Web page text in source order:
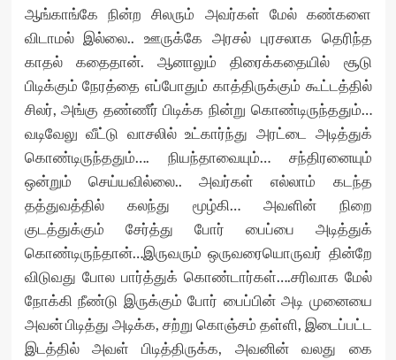
ஆங்காங்கே நின்ற சிலரும் அவர்கள் மேல் கண்களை
விடாமல் இல்லை.. ஊருக்கே அரசல் புரசலாக தெரிந்த
காதல் கதைதான். ஆனாலும் திரைக்கதையில் சூடு
பிடிக்கும் நேரத்தை எப்போதும் காத்திருக்கும் கூட்டத்தில்
சிலர், அங்கு தண்ணீர் பிடிக்க நின்று கொண்டிருந்ததும்…
வடிவேலு வீட்டு வாசலில் உட்கார்ந்து அரட்டை அடித்துக்
கொண்டிருந்ததும்…. நியந்தாவையும்… சந்திரனையும்
ஒன்றும் செய்யவில்லை.. அவர்கள் எல்லாம் கடந்த
தத்துவத்தில் கலந்து மூழ்கி… அவளின் நிறை
குடத்துக்கும் சேர்த்து போர் பைப்பை அடித்துக்
கொண்டிருந்தான்…இருவரும் ஒருவரையொருவர் தின்றே
விடுவது போல பார்த்துக் கொண்டார்கள்….சரிவாக மேல்
நோக்கி நீண்டு இருக்கும் போர் பைப்பின் அடி முனையை
அவன் பிடித்து அடிக்க, சற்று கொஞ்சம் தள்ளி, இடைப்பட்ட
இடத்தில் அவள் பிடித்திருக்க, அவனின் வலது கை